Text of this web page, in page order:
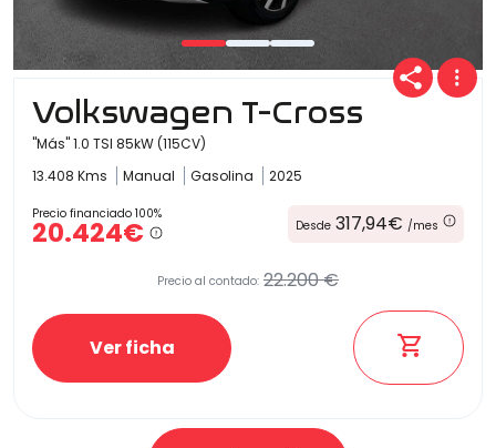
Volkswagen T-Cross
"Más" 1.0 TSI 85kW (115CV)
13.408 Kms
Manual Gasolina 2025
Precio financiado 100%
20.424€ Desde 317,94€ /mes
Precio al contado: 22.200 €
Ver ficha